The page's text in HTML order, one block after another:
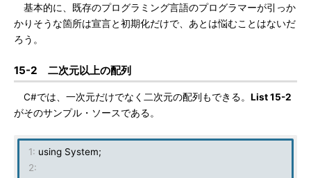
基本的に、既存のプログラミング言語のプログラマーが引っか
かりそうな箇所は宣言と初期化だけで、あとは悩むことはないだ
ろう。
15-2 二次元以上の配列
C#では、一次元だけでなく二次元の配列もできる。 List 15-2
がそのサンプル・ソースである。
1: using System;
2: